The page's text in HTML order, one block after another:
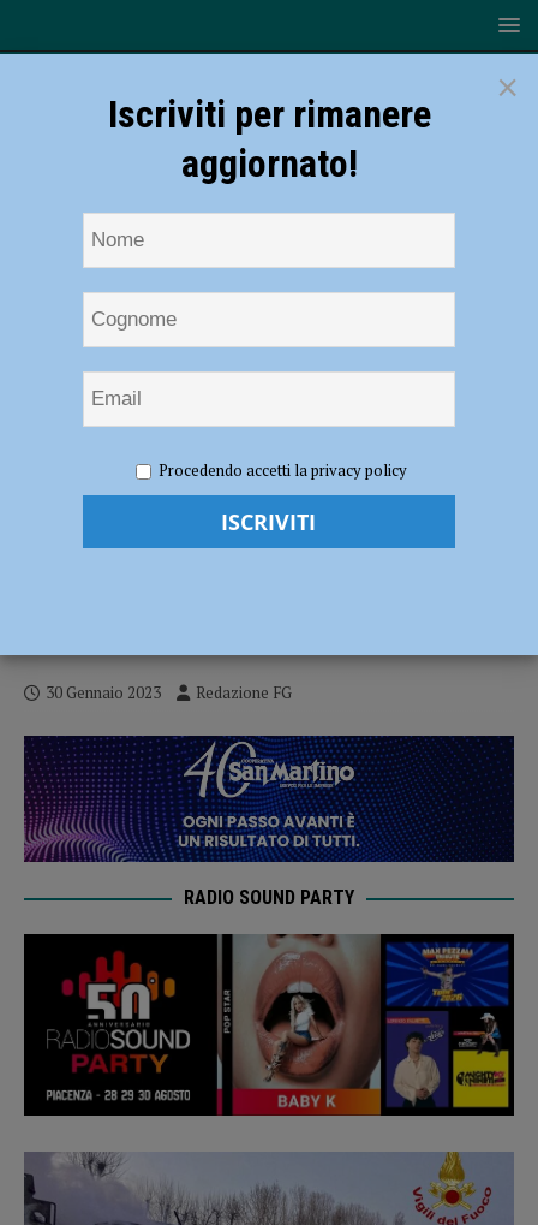
carica di auto in fiamme lungo l’autostrada A21, traffico bloccato e
vigili del fuoco al lavoro – FOTO
Bisarca carica di auto in fiamme lungo
30 Gennaio 2023 Redazione FG
RADIO SOUND PARTY
×
Iscriviti per rimanere
aggiornato!
Procedendo accetti la privacy policy